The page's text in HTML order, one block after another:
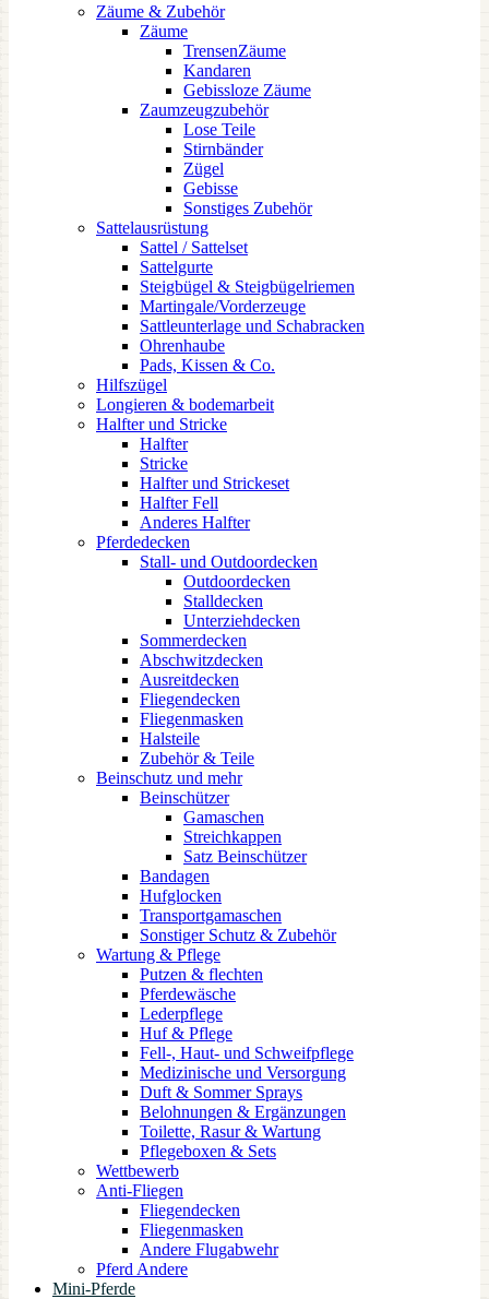
Zäume & Zubehör
Zäume
TrensenZäume
Kandaren
Gebissloze Zäume
Zaumzeugzubehör
Lose Teile
Stirnbänder
Zügel
Gebisse
Sonstiges Zubehör
Sattelausrüstung
Sattel / Sattelset
Sattelgurte
Steigbügel & Steigbügelriemen
Martingale/Vorderzeuge
Sattleunterlage und Schabracken
Ohrenhaube
Pads, Kissen & Co.
Hilfszügel
Longieren & bodemarbeit
Halfter und Stricke
Halfter
Stricke
Halfter und Strickeset
Halfter Fell
Anderes Halfter
Pferdedecken
Stall- und Outdoordecken
Outdoordecken
Stalldecken
Unterziehdecken
Sommerdecken
Abschwitzdecken
Ausreitdecken
Fliegendecken
Fliegenmasken
Halsteile
Zubehör & Teile
Beinschutz und mehr
Beinschützer
Gamaschen
Streichkappen
Satz Beinschützer
Bandagen
Hufglocken
Transportgamaschen
Sonstiger Schutz & Zubehör
Wartung & Pflege
Putzen & flechten
Pferdewäsche
Lederpflege
Huf & Pflege
Fell-, Haut- und Schweifpflege
Medizinische und Versorgung
Duft & Sommer Sprays
Belohnungen & Ergänzungen
Toilette, Rasur & Wartung
Pflegeboxen & Sets
Wettbewerb
Anti-Fliegen
Fliegendecken
Fliegenmasken
Andere Flugabwehr
Pferd Andere
Mini-Pferde